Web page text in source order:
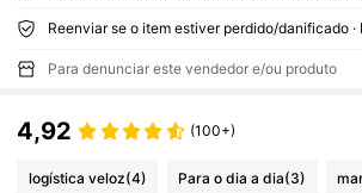
Para denunciar este vendedor e/ou produto
4,92 (100+)
logística veloz(4) Para o dia a dia(3)